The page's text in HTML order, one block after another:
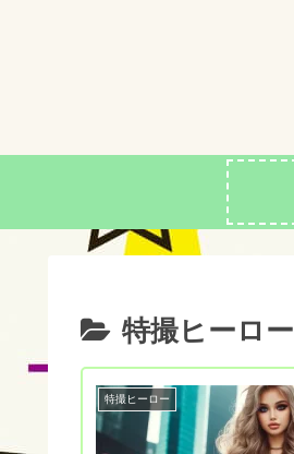
特撮ヒーロー
特撮ヒーロー